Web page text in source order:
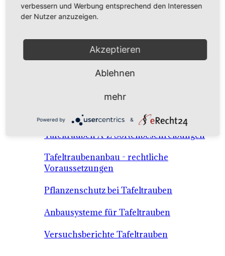
in Deutschland
Rebsorten international
Tafeltrauben A-Z Sortenbeschreibungen
Tafeltraubenanbau - rechtliche
Voraussetzungen
Pflanzenschutz bei Tafeltrauben
Anbausysteme für Tafeltrauben
Versuchsberichte Tafeltrauben
verbessern und Werbung entsprechend den Interessen
der Nutzer anzuzeigen.
Akzeptieren
Ablehnen
mehr
Powered by &